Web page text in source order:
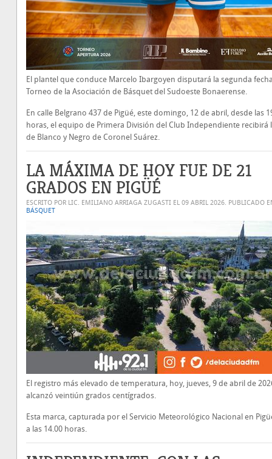
El plantel que conduce Marcelo Ibargoyen disputará la segunda
Torneo de la Asociación de Básquet del Sudoeste Bonaerense.
En calle Belgrano 437 de Pigüé, este domingo, 12 de abril, desde las
horas, el equipo de Primera División del Club Independiente recibirá
de Blanco y Negro de Coronel Suárez.
LA MÁXIMA DE HOY FUE DE 21
GRADOS EN PIGÜÉ
ESCRITO POR LIC. EMILIANO ARRIAGA ZUGASTI EL 09 ABRIL 2026. PUBLICADO
BÁSQUET
El registro más elevado de temperatura, hoy, jueves, 9 de abril de
alcanzó veintiún grados centígrados.
Esta marca, capturada por el Servicio Meteorológico Nacional en
a las 14.00 horas.